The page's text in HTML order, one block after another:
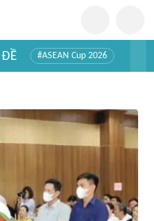
#ASEAN Cup 2026